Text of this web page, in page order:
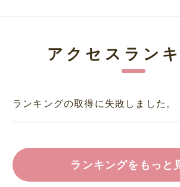
アクセスラン
ランキングの取得に失敗しました。
ランキングをもっと